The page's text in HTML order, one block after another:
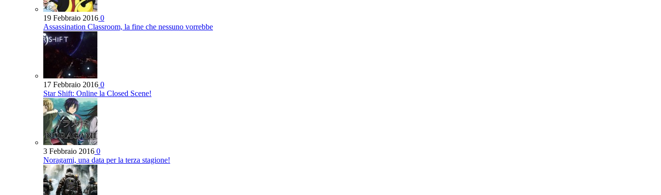
19 Febbraio 2016 0
Assassination Classroom, la fine che nessuno vorrebbe
17 Febbraio 2016 0
Star Shift: Online la Closed Scene!
3 Febbraio 2016 0
Noragami, una data per la terza stagione!